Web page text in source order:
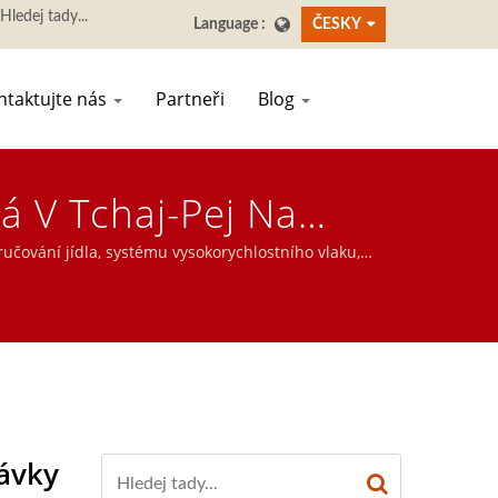
ČESKY
nás Partneři Blog
V Tchaj-Pej Na
A Stolování
jídla, systému vysokorychlostního vlaku,
zobrazovacího dopravního pásu, stroje